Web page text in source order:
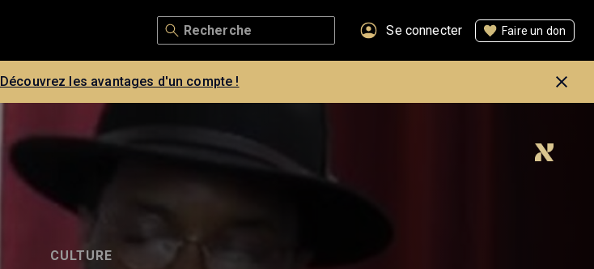
Se connecter Faire un don
Découvrez les avantages d'un compte !
CULTURE